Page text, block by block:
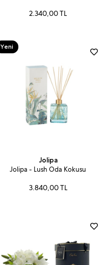
2.340,00 TL
Jolipa
Jolipa - Lush Oda Kokusu
3.840,00 TL
Yeni